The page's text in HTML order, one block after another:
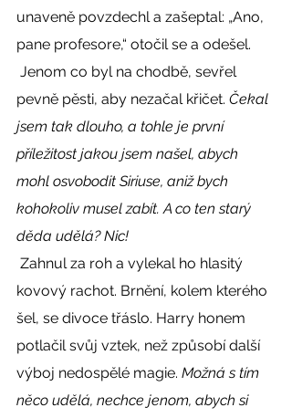
unaveně povzdechl a zašeptal: „Ano,
pane profesore,“ otočil se a odešel.
pevně pěsti, aby nezačal křičet. Čekal
jsem tak dlouho, a tohle je první
příležitost jakou jsem našel, abych
mohl osvobodit Siriuse, aniž bych
kohokoliv musel zabít. A co ten starý
děda udělá? Nic!
kovový rachot. Brnění, kolem kterého
šel, se divoce třáslo. Harry honem
potlačil svůj vztek, než způsobí další
výboj nedospělé magie. Možná s tím
něco udělá, nechce jenom, abych si